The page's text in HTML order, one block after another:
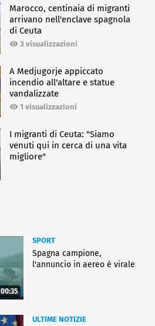
Marocco, centinaia di migranti
arrivano nell'enclave spagnola
di Ceuta
3 visualizzazioni
A Medjugorje appiccato
incendio all'altare e statue
vandalizzate
1 visualizzazioni
I migranti di Ceuta: "Siamo
venuti qui in cerca di una vita
migliore"
00:35
SPORT
Spagna campione,
l'annuncio in aereo è virale
ULTIME NOTIZIE